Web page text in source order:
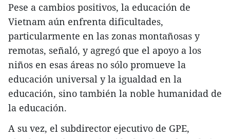
Pese a cambios positivos, la educación de
Vietnam aún enfrenta dificultades,
particularmente en las zonas montañosas y
remotas, señaló, y agregó que el apoyo a los
niños en esas áreas no sólo promueve la
educación universal y la igualdad en la
educación, sino también la noble humanidad de
la educación.
A su vez, el subdirector ejecutivo de GPE,